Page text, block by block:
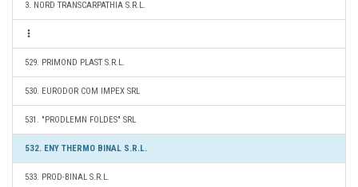
3. NORD TRANSCARPATHIA S.R.L.
529. PRIMOND PLAST S.R.L.
530. EURODOR COM IMPEX SRL
531. "PRODLEMN FOLDES" SRL
532. ENY THERMO BINAL S.R.L.
533. PROD-BINAL S.R.L.